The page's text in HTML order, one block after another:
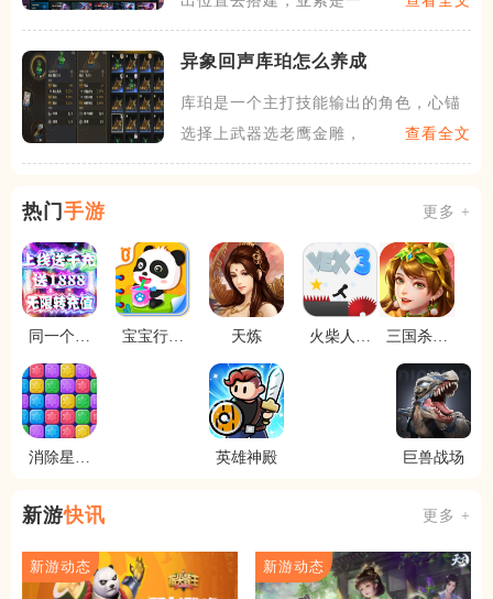
异象回声库珀怎么养成
库珀是一个主打技能输出的角色，心锚
选择上武器选老鹰金雕，它的
查看全文
热门 手游 更多 +
同一个世
宝宝行为
天炼
火柴人试
三国杀名
消除星星
英雄神殿 巨兽战场
新游快讯 更多 +
新游动态 新游动态